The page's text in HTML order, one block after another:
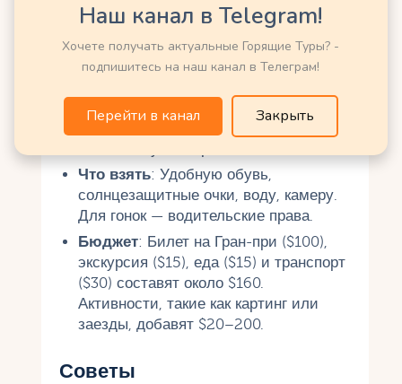
$2. Аренда авто ($30–50 в день)
удобна для самостоятельного визита.
Бесплатная парковка доступна.
Гран-при или ноябрь–февраль для
комфортной погоды (20–30 °C). Лето
Что взять: Удобную обувь,
солнцезащитные очки, воду, камеру.
Для гонок — водительские права.
Бюджет: Билет на Гран-при ($100),
экскурсия ($15), еда ($15) и транспорт
($30) составят около $160.
Активности, такие как картинг или
заезды, добавят $20–200.
Советы
Наш канал в Telegram!
Хочете получать актуальные Горящие Туры? -
подпишитесь на наш канал в Телеграм!
Перейти в канал Закрыть